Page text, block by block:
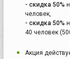
- скидка 50%
человек,
- скидка 50%
40 человек
Акция